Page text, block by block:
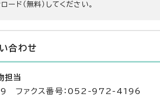
ード（無料）してください。
合わせ
担当
ファクス番号：052-972-4196